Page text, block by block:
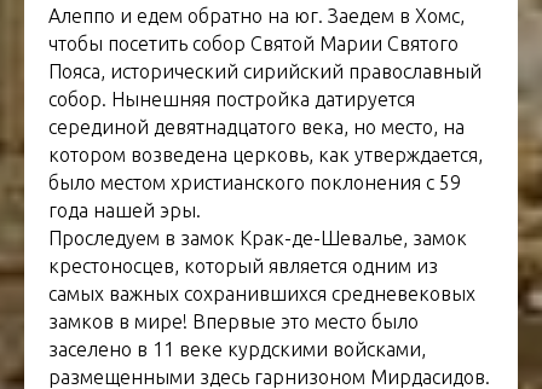
Алеппо и едем обратно на юг. Заедем в Хомс,
чтобы посетить собор Святой Марии Святого
Пояса, исторический сирийский православный
собор. Нынешняя постройка датируется
серединой девятнадцатого века, но место, на
котором возведена церковь, как утверждается,
было местом христианского поклонения с 59
года нашей эры.
Проследуем в замок Крак-де-Шевалье, замок
крестоносцев, который является одним из
самых важных сохранившихся средневековых
замков в мире! Впервые это место было
заселено в 11 веке курдскими войсками,
размещенными здесь гарнизоном Мирдасидов.